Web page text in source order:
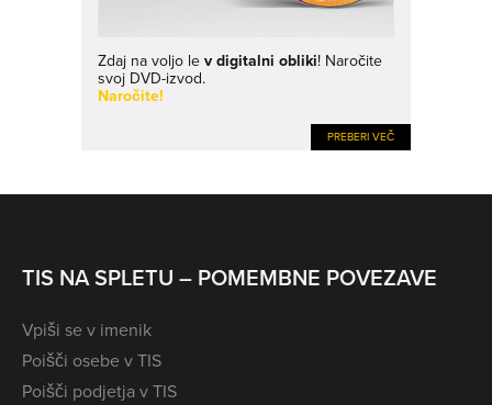
Zdaj na voljo lev digitalni obliki! Naročite
svoj DVD-izvod.
Naročite!
PREBERI VEČ
TIS NA SPLETU – POMEMBNE POVEZAVE
Vpiši se v imenik
Poišči osebe v TIS
Poišči podjetja v TIS